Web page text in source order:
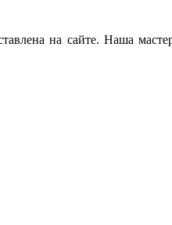
на сайте. Наша